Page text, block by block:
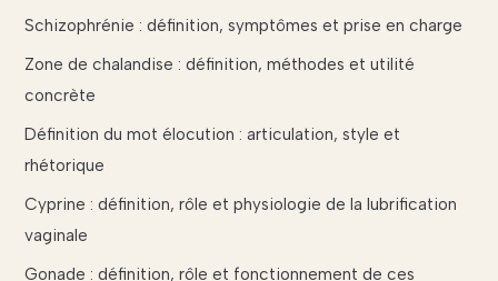
Schizophrénie : définition, symptômes et prise en charge
Zone de chalandise : définition, méthodes et utilité
concrète
Définition du mot élocution : articulation, style et
rhétorique
Cyprine : définition, rôle et physiologie de la lubrification
vaginale
Gonade : définition, rôle et fonctionnement de ces